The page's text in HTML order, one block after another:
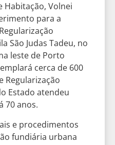
Habitação, Volnei
para a
São Judas Tadeu, no
leste de Porto
cerca de 600
Regularização
Estado atendeu
70 anos.
e procedimentos
fundiária urbana